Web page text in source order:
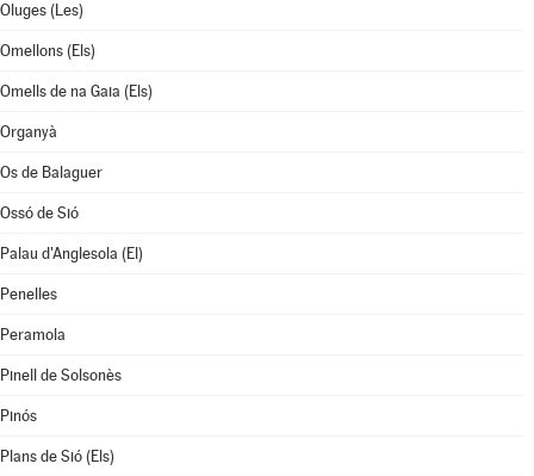
Oluges (Les)
Omellons (Els)
Omells de na Gaia (Els)
Organyà
Os de Balaguer
Ossó de Sió
Palau d'Anglesola (El)
Penelles
Peramola
Pinell de Solsonès
Pinós
Plans de Sió (Els)